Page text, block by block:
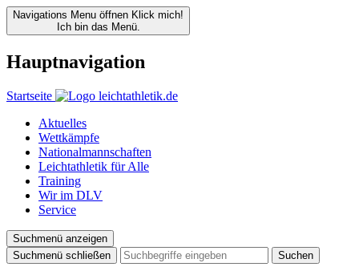
Navigations Menu öffnen Klick mich!
Ich bin das Menü.
Hauptnavigation
Startseite
Aktuelles
Wettkämpfe
Nationalmannschaften
Leichtathletik für Alle
Training
Wir im DLV
Service
Suchmenü anzeigen
Suchmenü schließen
Suchen